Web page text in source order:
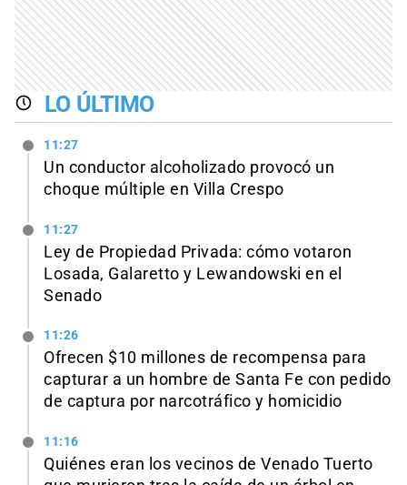
LO ÚLTIMO
11:27
Un conductor alcoholizado provocó un
choque múltiple en Villa Crespo
11:27
Ley de Propiedad Privada: cómo votaron
Losada, Galaretto y Lewandowski en el
Senado
11:26
Ofrecen $10 millones de recompensa para
capturar a un hombre de Santa Fe con pedido
de captura por narcotráfico y homicidio
11:16
Quiénes eran los vecinos de Venado Tuerto